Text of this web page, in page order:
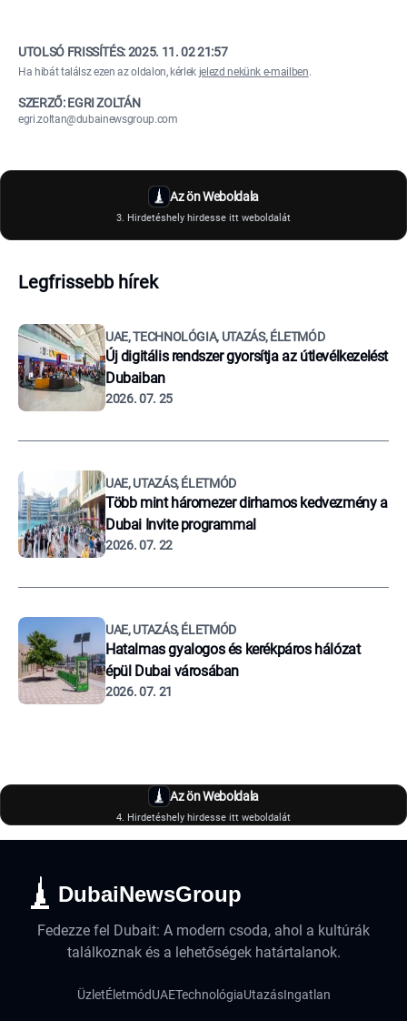
UTOLSÓ FRISSÍTÉS:2025. 11. 02 21:57
Ha hibát találsz ezen az oldalon, kérlek jelezd nekünk e-mailben.
SZERZŐ: EGRI ZOLTÁN
egri.zoltan@dubainewsgroup.com
Az ön Weboldala
3. Hirdetéshely hirdesse itt weboldalát
Legfrissebb hírek
UAE, TECHNOLÓGIA, UTAZÁS, ÉLETMÓD
Új digitális rendszer gyorsítja az útlevélkezelést
Dubaiban
2026. 07. 25
UAE, UTAZÁS, ÉLETMÓD
Több mint háromezer dirhamos kedvezmény a
Dubai Invite programmal
2026. 07. 22
UAE, UTAZÁS, ÉLETMÓD
Hatalmas gyalogos és kerékpáros hálózat
épül Dubai városában
2026. 07. 21
Az ön Weboldala
4. Hirdetéshely hirdesse itt weboldalát
DubaiNewsGroup
Fedezze fel Dubait: A modern csoda, ahol a kultúrák
találkoznak és a lehetőségek határtalanok.
ÜzletÉletmódUAETechnológiaUtazásIngatlan